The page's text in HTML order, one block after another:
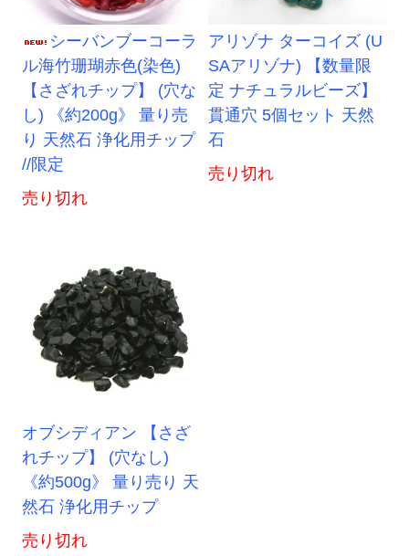
シーバンブーコーラ
ル海竹珊瑚赤色(染色)
【さざれチップ】 (穴な
し) 《約200g》 量り売
り 天然石 浄化用チップ
//限定
売り切れ
アリゾナ ターコイズ (U
SAアリゾナ) 【数量限
定 ナチュラルビーズ】
貫通穴 5個セット 天然
石
売り切れ
オブシディアン 【さざ
れチップ】 (穴なし)
《約500g》 量り売り 天
然石 浄化用チップ
売り切れ